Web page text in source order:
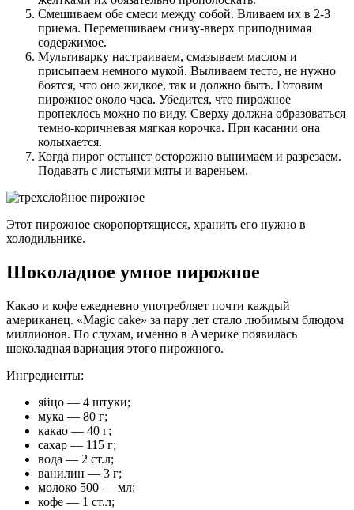
Смешиваем обе смеси между собой. Вливаем их в 2-3
приема. Перемешиваем снизу-вверх приподнимая
содержимое.
Мультиварку настраиваем, смазываем маслом и
присыпаем немного мукой. Выливаем тесто, не нужно
боятся, что оно жидкое, так и должно быть. Готовим
пирожное около часа. Убедится, что пирожное
пропеклось можно по виду. Сверху должна образоваться
темно-коричневая мягкая корочка. При касании она
колыхается.
Когда пирог остынет осторожно вынимаем и разрезаем.
Подавать с листьями мяты и вареньем.
Этот пирожное скоропортящиеся, хранить его нужно в
холодильнике.
Шоколадное умное пирожное
Какао и кофе ежедневно употребляет почти каждый
американец. «Magic cake» за пару лет стало любимым блюдом
миллионов. По слухам, именно в Америке появилась
шоколадная вариация этого пирожного.
Ингредиенты:
яйцо — 4 штуки;
мука — 80 г;
какао — 40 г;
сахар — 115 г;
вода — 2 ст.л;
ванилин — 3 г;
молоко 500 — мл;
кофе — 1 ст.л;